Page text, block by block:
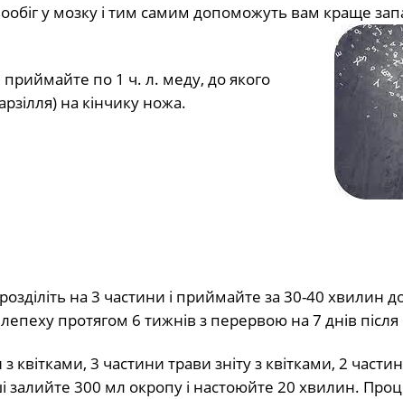
у мозку і тим самим допоможуть вам краще
приймайте по 1 ч. л. меду, до якого
на кінчику ножа.
на 3 частини і приймайте за 30-40 хвилин
протягом 6 тижнів з перервою на 7 днів
3 частини трави зніту з квітками, 2
залийте 300 мл окропу і настоюйте 20 хвилин.